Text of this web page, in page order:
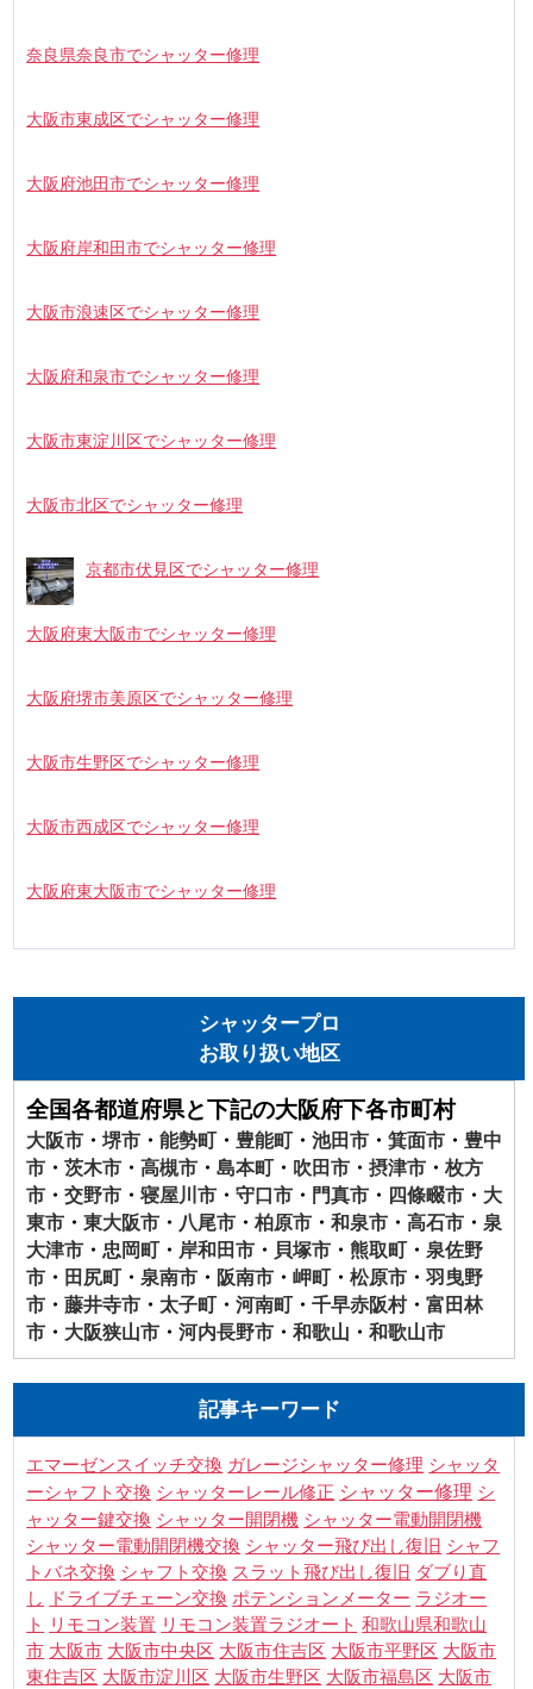
奈良県奈良市でシャッター修理
大阪市東成区でシャッター修理
大阪府池田市でシャッター修理
大阪府岸和田市でシャッター修理
大阪市浪速区でシャッター修理
大阪府和泉市でシャッター修理
大阪市東淀川区でシャッター修理
大阪市北区でシャッター修理
京都市伏見区でシャッター修理
大阪府東大阪市でシャッター修理
大阪府堺市美原区でシャッター修理
大阪市生野区でシャッター修理
大阪市西成区でシャッター修理
大阪府東大阪市でシャッター修理
シャッタープロ
お取り扱い地区
全国各都道府県と下記の大阪府下各市町村
大阪市 ・堺市 ・能勢町 ・豊能町 ・池田市 ・箕面市 ・豊中
市 ・茨木市 ・ 高槻市 ・島本町 ・ 吹田市 ・摂津市 ・枚方
市 ・交野市 ・寝屋川市 ・守口市 ・ 門真市 ・ 四條畷市 ・ 大
東市 ・東大阪市 ・ 八尾市 ・柏原市 ・和泉市 ・ 高石市 ・泉
大津市 ・忠岡町 ・ 岸和田市 ・ 貝塚市 ・熊取町 ・泉佐野
市 ・ 田尻町 ・泉南市 ・ 阪南市 ・岬町 ・松原市 ・羽曳野
市 ・ 藤井寺市 ・ 太子町 ・河南町 ・千早赤阪村・富田林
市 ・ 大阪狭山市 ・河内長野市 ・和歌山 ・和歌山市
記事キーワード
エマーゼンスイッチ交換 ガレージシャッター修理 シャッタ
ーシャフト交換 シャッターレール修正 シャッター修理 シ
ャッター鍵交換 シャッター開閉機 シャッター電動開閉機
シャッター電動開閉機交換 シャッター飛び出し復旧 シャフ
トバネ交換 シャフト交換 スラット飛び出し復旧 ダブり直
し
ドライブチェーン交換 ポテンションメーター ラジオー
ト
リモコン装置 リモコン装置ラジオート 和歌山県和歌山
市 大阪市 大阪市中央区 大阪市住吉区 大阪市平野区 大阪市
東住吉区 大阪市淀川区 大阪市生野区 大阪市福島区 大阪市